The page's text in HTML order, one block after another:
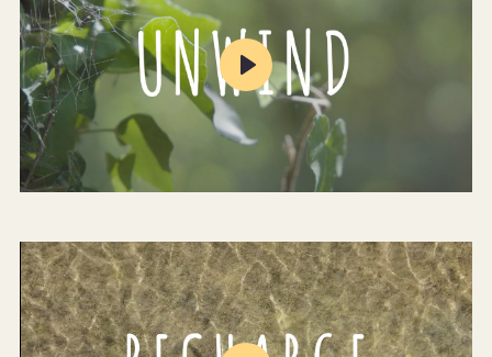
Mute Settings
Play